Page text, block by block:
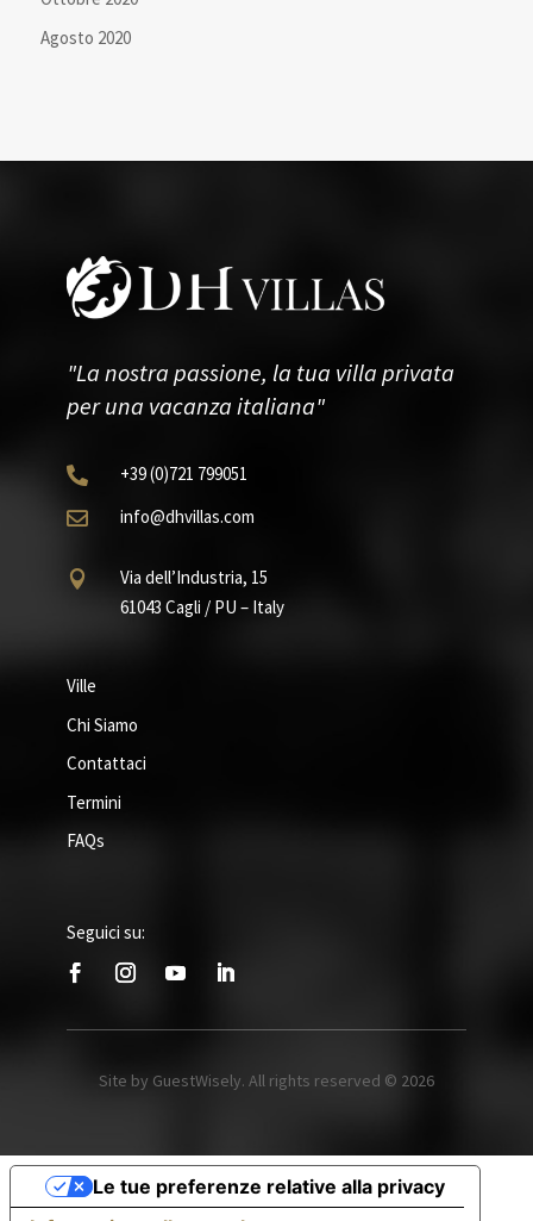
Agosto 2020
"La nostra passione, la tua villa privata
per una vacanza italiana"
 +39(0)721 799051
 info@dhvillas.com

Via dell’Industria, 15
61043 Cagli / PU – Italy
Ville
Chi Siamo
Contattaci
Termini
FAQs
Seguici su:
Site by GuestWisely. All rights reserved © 2026
Le tue preferenze relative alla privacy